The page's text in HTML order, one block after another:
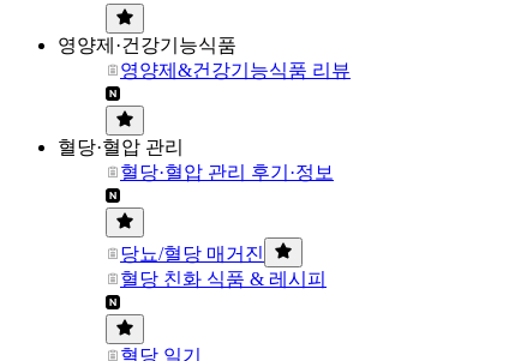
영양제·건강기능식품
영양제&건강기능식품 리뷰
혈당·혈압 관리
혈당·혈압 관리 후기·정보
당뇨/혈당 매거진
혈당 친화 식품 & 레시피
혈당 일기